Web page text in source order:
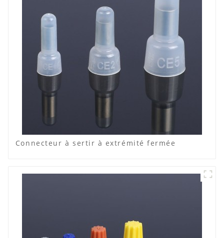
Connecteur à sertir à extrémité fermée